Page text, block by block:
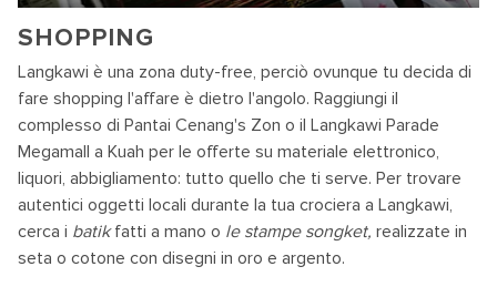
SHOPPING
Langkawi è una zona duty-free, perciò ovunque tu decida di
fare shopping l'affare è dietro l'angolo. Raggiungi il
complesso di Pantai Cenang's Zon o il Langkawi Parade
Megamall a Kuah per le offerte su materiale elettronico,
liquori, abbigliamento: tutto quello che ti serve. Per trovare
autentici oggetti locali durante la tua crociera a Langkawi,
cerca i batikfatti a mano o le stampe songket, realizzate in
seta o cotone con disegni in oro e argento.